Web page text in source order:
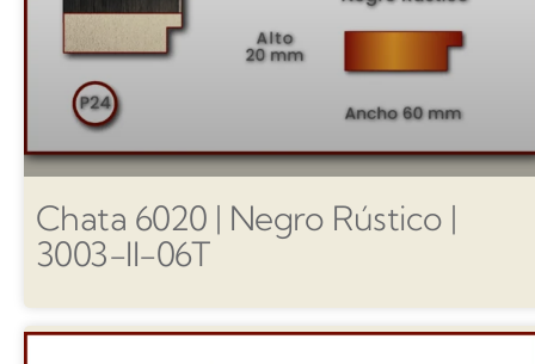
Chata 6020 | Negro Rústico |
3003-II-06T